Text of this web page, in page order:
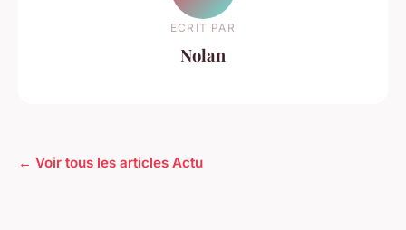
ECRIT PAR
Nolan
← Voir tous les articles Actu